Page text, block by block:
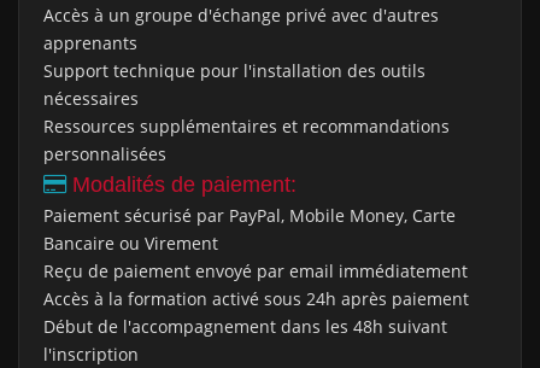
Accès à un groupe d'échange privé avec d'autres
apprenants
Support technique pour l'installation des outils
nécessaires
Ressources supplémentaires et recommandations
personnalisées
Modalités de paiement:
Paiement sécurisé par PayPal, Mobile Money, Carte
Bancaire ou Virement
Reçu de paiement envoyé par email immédiatement
Accès à la formation activé sous 24h après paiement
Début de l'accompagnement dans les 48h suivant
l'inscription